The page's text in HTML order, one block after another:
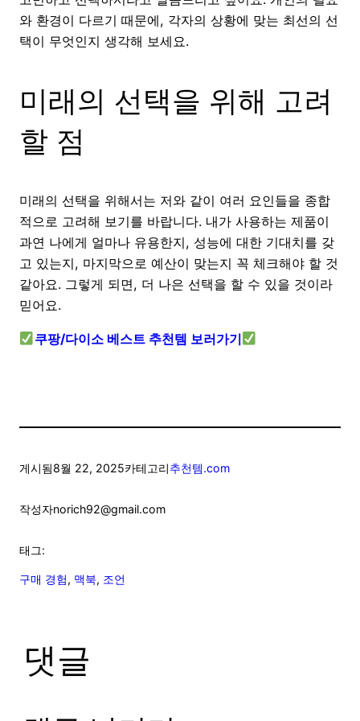
와 환경이 다르기 때문에, 각자의 상황에 맞는 최선의 선
택이 무엇인지 생각해 보세요.
미래의 선택을 위해 고려
할 점
미래의 선택을 위해서는 저와 같이 여러 요인들을 종합
적으로 고려해 보기를 바랍니다. 내가 사용하는 제품이
과연 나에게 얼마나 유용한지, 성능에 대한 기대치를 갖
고 있는지, 마지막으로 예산이 맞는지 꼭 체크해야 할 것
같아요. 그렇게 되면, 더 나은 선택을 할 수 있을 것이라
믿어요.
쿠팡/다이소 베스트 추천템 보러가기
게시됨8월 22, 2025카테고리추천템.com
작성자norich92@gmail.com
태그:
구매 경험, 맥북, 조언
댓글